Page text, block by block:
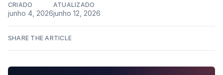
CRIADO
junho 4, 2026
ATUALIZADO
junho 12, 2026
SHARE THE ARTICLE